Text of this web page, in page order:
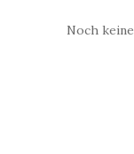
Noch